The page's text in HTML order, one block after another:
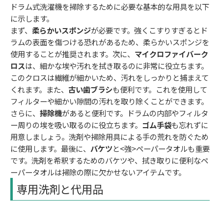
ドラム式洗濯機を掃除するために必要な基本的な用具を以下
に示します。
まず、 柔らかいスポンジが必要です。強くこすりすぎるとド
ラムの表面を傷つける恐れがあるため、柔らかいスポンジを
使用することが推奨されます。次に、 マイクロファイバーク
ロスは、細かな埃や汚れを拭き取るのに非常に役立ちます。
このクロスは繊維が細かいため、汚れをしっかりと捕まえて
くれます。また、 古い歯ブラシも便利です。これを使用して
フィルターや細かい隙間の汚れを取り除くことができます。
さらに、 掃除機があると便利です。ドラムの内部やフィルタ
ー周りの埃を吸い取るのに役立ちます。 ゴム手袋も忘れずに
用意しましょう。洗剤や掃除用具による手の荒れを防ぐため
に使用します。最後に、 バケツと<強>ペーパータオルも重要
です。洗剤を希釈するためのバケツや、拭き取りに便利なペ
ーパータオルは掃除の際に欠かせないアイテムです。
専用洗剤と代用品